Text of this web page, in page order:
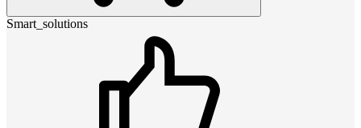
Smart_solutions